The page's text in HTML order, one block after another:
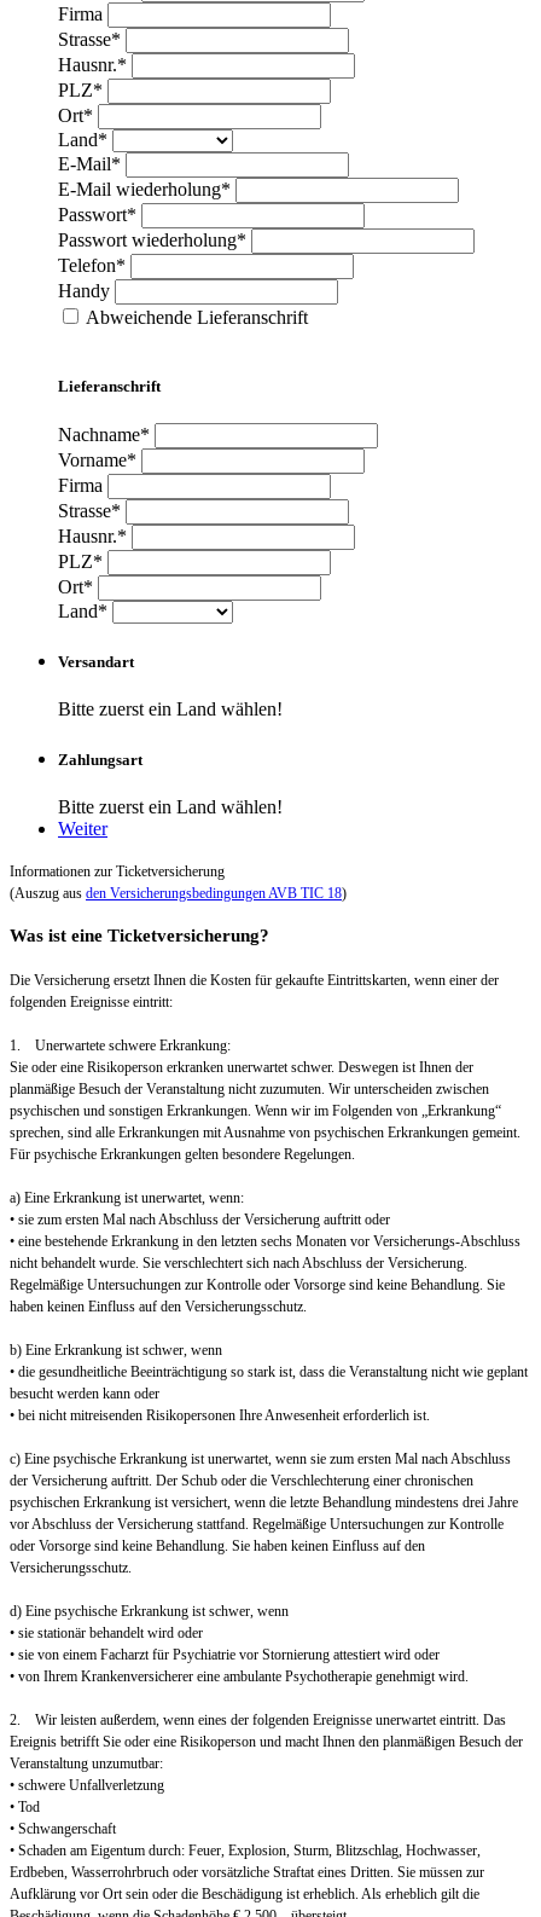
Firma
Strasse*
Hausnr.*
PLZ*
Ort*
Land*
E-Mail*
E-Mail wiederholung*
Passwort*
Passwort wiederholung*
Telefon*
Handy
Abweichende Lieferanschrift
Lieferanschrift
Nachname*
Vorname*
Firma
Strasse*
Hausnr.*
PLZ*
Ort*
Land*
Versandart
Bitte zuerst ein Land wählen!
Zahlungsart
Bitte zuerst ein Land wählen!
Weiter
Informationen zur Ticketversicherung
(Auszug aus den Versicherungsbedingungen AVB TIC 18)
Was ist eine Ticketversicherung?
Die Versicherung ersetzt Ihnen die Kosten für gekaufte Eintrittskarten, wenn einer der
folgenden Ereignisse eintritt:
1. Unerwartete schwere Erkrankung:
Sie oder eine Risikoperson erkranken unerwartet schwer. Deswegen ist Ihnen der
planmäßige Besuch der Veranstaltung nicht zuzumuten. Wir unterscheiden zwischen
psychischen und sonstigen Erkrankungen. Wenn wir im Folgenden von „Erkrankung“
sprechen, sind alle Erkrankungen mit Ausnahme von psychischen Erkrankungen gemeint.
Für psychische Erkrankungen gelten besondere Regelungen.
a) Eine Erkrankung ist unerwartet, wenn:
• sie zum ersten Mal nach Abschluss der Versicherung auftritt oder
• eine bestehende Erkrankung in den letzten sechs Monaten vor Versicherungs-Abschluss
nicht behandelt wurde. Sie verschlechtert sich nach Abschluss der Versicherung.
Regelmäßige Untersuchungen zur Kontrolle oder Vorsorge sind keine Behandlung. Sie
haben keinen Einfluss auf den Versicherungsschutz.
b) Eine Erkrankung ist schwer, wenn
• die gesundheitliche Beeinträchtigung so stark ist, dass die Veranstaltung nicht wie geplant
besucht werden kann oder
• bei nicht mitreisenden Risikopersonen Ihre Anwesenheit erforderlich ist.
c) Eine psychische Erkrankung ist unerwartet, wenn sie zum ersten Mal nach Abschluss
der Versicherung auftritt. Der Schub oder die Verschlechterung einer chronischen
psychischen Erkrankung ist versichert, wenn die letzte Behandlung mindestens drei Jahre
vor Abschluss der Versicherung stattfand. Regelmäßige Untersuchungen zur Kontrolle
oder Vorsorge sind keine Behandlung. Sie haben keinen Einfluss auf den
Versicherungsschutz.
d) Eine psychische Erkrankung ist schwer, wenn
• sie stationär behandelt wird oder
• sie von einem Facharzt für Psychiatrie vor Stornierung attestiert wird oder
• von Ihrem Krankenversicherer eine ambulante Psychotherapie genehmigt wird.
2. Wir leisten außerdem, wenn eines der folgenden Ereignisse unerwartet eintritt. Das
Ereignis betrifft Sie oder eine Risikoperson und macht Ihnen den planmäßigen Besuch der
Veranstaltung unzumutbar:
• schwere Unfallverletzung
• Tod
• Schwangerschaft
• Schaden am Eigentum durch: Feuer, Explosion, Sturm, Blitzschlag, Hochwasser,
Erdbeben, Wasserrohrbruch oder vorsätzliche Straftat eines Dritten. Sie müssen zur
Aufklärung vor Ort sein oder die Beschädigung ist erheblich. Als erheblich gilt die